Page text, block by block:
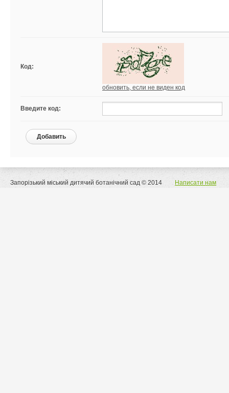
Код:
обновить, если не виден код
Введите код:
Добавить
Запорізький міський дитячий ботанічний сад © 2014 Написати нам